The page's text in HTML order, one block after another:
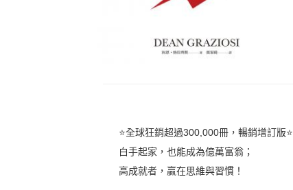
⭐全球狂銷超過300,000冊，暢銷增訂版⭐
白手起家，也能成為億萬富翁；
高成就者，贏在思維與習慣！